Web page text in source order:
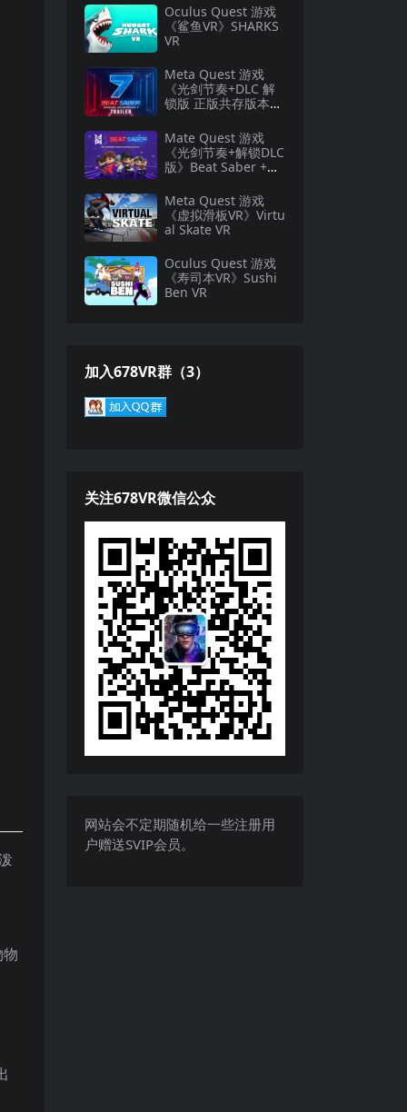
Oculus Quest 游戏
《鲨鱼VR》SHARKS
VR
Meta Quest 游戏
《光剑节奏+DLC 解
锁版 正版共存版本》
Mate Quest 游戏
《光剑节奏+解锁DLC
版》Beat Saber +DL
Meta Quest 游戏
《虚拟滑板VR》Virtu
al Skate VR
Oculus Quest 游戏
《寿司本VR》Sushi
Ben VR
加入678VR群（3）
关注678VR微信公众
网站会不定期随机给一些注册用
户赠送SVIP会员。